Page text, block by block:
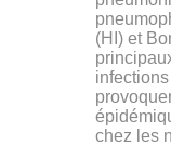
(HI) et
chez les